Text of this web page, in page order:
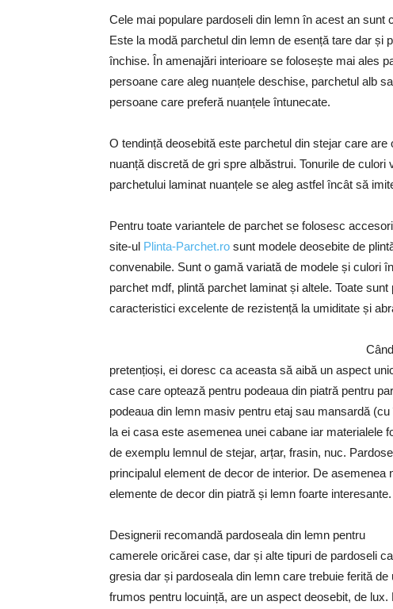
Cele mai populare pardoseli din lemn în acest an
Este la modă parchetul din lemn de esență tare dar și
închise. În amenajări interioare se folosește mai ales
persoane care aleg nuanțele deschise, parchetul alb
persoane care preferă nuanțele întunecate.
O tendință deosebită este parchetul din stejar care are
nuanță discretă de gri spre albăstrui. Tonurile de
parchetului laminat nuanțele se aleg astfel încât să
Pentru toate variantele de parchet se folosesc
site-ul Plinta-Parchet.ro sunt modele deosebite de
convenabile. Sunt o gamă variată de modele și culori
parchet mdf, plintă parchet laminat și altele. Toate
caracteristici excelente de rezistență la umiditate și
pretențioși, ei doresc ca aceasta să aibă un aspect
case care optează pentru podeaua din piatră pentru
podeaua din lemn masiv pentru etaj sau mansardă
la ei casa este asemenea unei cabane iar materialele
de exemplu lemnul de stejar, arțar, frasin, nuc.
principalul element de decor de interior. De
elemente de decor din piatră și lemn foarte interesante.
Designerii recomandă pardoseala din lemn pentru
camerele oricărei case, dar și alte tipuri de pardoseli
gresia dar și pardoseala din lemn care trebuie ferită
frumos pentru locuință, are un aspect deosebit, de